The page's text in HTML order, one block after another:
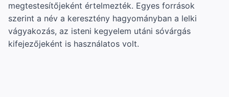
megtestesítőjeként értelmezték. Egyes források
szerint a név a keresztény hagyományban a lelki
vágyakozás, az isteni kegyelem utáni sóvárgás
kifejezőjeként is használatos volt.